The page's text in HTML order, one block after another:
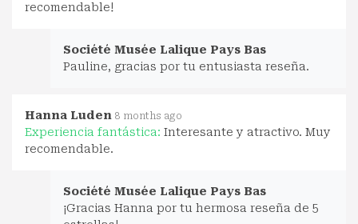
recomendable!
Société Musée Lalique Pays Bas
Pauline, gracias por tu entusiasta reseña.
Hanna Luden 8 months ago
Experiencia fantástica: Interesante y atractivo. Muy
recomendable.
Société Musée Lalique Pays Bas
¡Gracias Hanna por tu hermosa reseña de 5